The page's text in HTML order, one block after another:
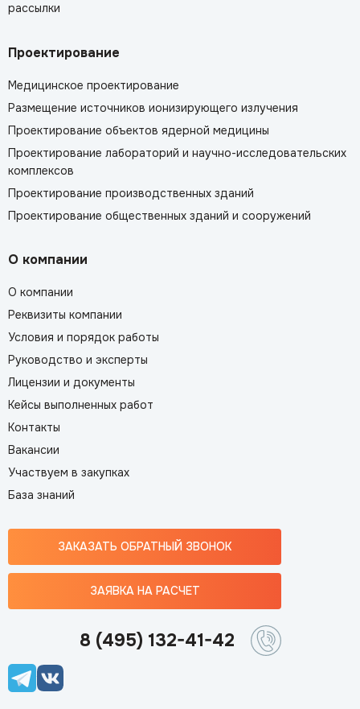
рассылки
Проектирование
Медицинское проектирование
Размещение источников ионизирующего излучения
Проектирование объектов ядерной медицины
Проектирование лабораторий и научно-исследовательских
комплексов
Проектирование производственных зданий
Проектирование общественных зданий и сооружений
О компании
О компании
Реквизиты компании
Условия и порядок работы
Руководство и эксперты
Лицензии и документы
Кейсы выполненных работ
Контакты
Вакансии
Участвуем в закупках
База знаний
ЗАКАЗАТЬ ОБРАТНЫЙ ЗВОНОК
ЗАЯВКА НА РАСЧЕТ
8 (495) 132-41-42